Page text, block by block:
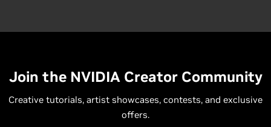
Join the NVIDIA Creator Community
Creative tutorials, artist showcases, contests, and exclusive
offers.